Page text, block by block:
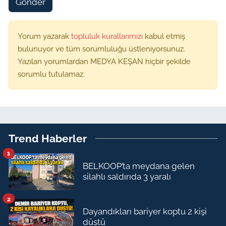
Yorum yazarak topluluk kurallarımızı kabul etmiş
bulunuyor ve tüm sorumluluğu üstleniyorsunuz.
Yazılan yorumlardan MEDYA KEŞAN hiçbir şekilde
sorumlu tutulamaz.
Trend Haberler
BELKOOP’ta meydana gelen
silahlı saldırıda 3 yaralı
1
Dayandıkları bariyer koptu 2 kişi
düştü
2